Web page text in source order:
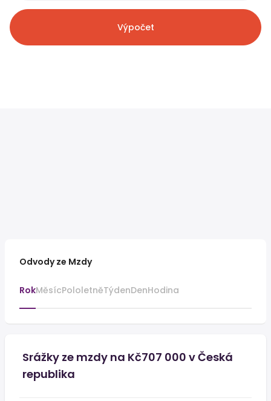
Výpočet
Odvody ze Mzdy
RokMěsícPololetněTýdenDenHodina
Srážky ze mzdy na Kč707 000 v Česká
republika